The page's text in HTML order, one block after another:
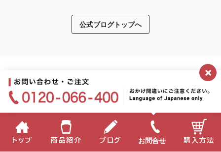
公式ブログトップへ
×
トップ 商品紹介 ブログ お問合せ 購入方法